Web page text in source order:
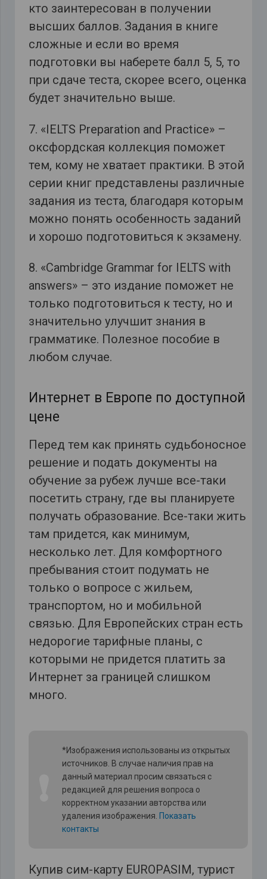
кто заинтересован в получении
высших баллов. Задания в книге
сложные и если во время
подготовки вы наберете балл 5, 5, то
при сдаче теста, скорее всего, оценка
будет значительно выше.
7. «IELTS Preparation and Practice» –
оксфордская коллекция поможет
тем, кому не хватает практики. В этой
серии книг представлены различные
задания из теста, благодаря которым
можно понять особенность заданий
и хорошо подготовиться к экзамену.
8. «Cambridge Grammar for IELTS with
answers» – это издание поможет не
только подготовиться к тесту, но и
значительно улучшит знания в
грамматике. Полезное пособие в
любом случае.
Интернет в Европе по доступной
цене
Перед тем как принять судьбоносное
решение и подать документы на
обучение за рубеж лучше все-таки
посетить страну, где вы планируете
получать образование. Все-таки жить
там придется, как минимум,
несколько лет. Для комфортного
пребывания стоит подумать не
только о вопросе с жильем,
транспортом, но и мобильной
связью. Для Европейских стран есть
недорогие тарифные планы, с
которыми не придется платить за
Интернет за границей слишком
много.
*Изображения использованы из открытых
источников. В случае наличия прав на
данный материал просим связаться с
редакцией для решения вопроса о
корректном указании авторства или
удаления изображения. Показать
контакты
Купив сим-карту EUROPASIM, турист